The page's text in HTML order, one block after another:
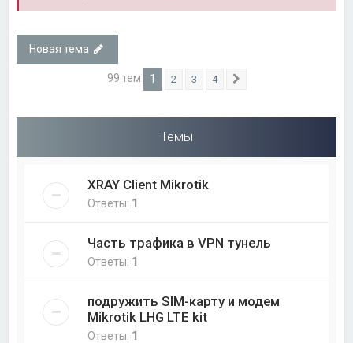
Новая тема
99 тем 1 2 3 4
Темы
XRAY Client Mikrotik
Ответы: 1
Часть трафика в VPN тунель
Ответы: 1
подружить SIM-карту и модем
Mikrotik LHG LTE kit
Ответы: 1